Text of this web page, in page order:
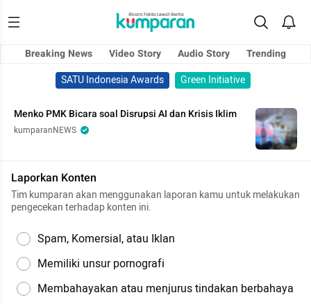
Breaking News Video Story Audio Story
Trending
SATU Indonesia Awards
Green Initiative
Menko PMK Bicara soal Disrupsi AI dan Krisis Iklim
kumparanNEWS
Laporkan Konten
Tim kumparan akan menggunakan laporan kamu untuk melakukan
pengecekan terhadap konten ini.
Spam, Komersial, atau Iklan
Memiliki unsur pornografi
Membahayakan atau menjurus tindakan berbahaya